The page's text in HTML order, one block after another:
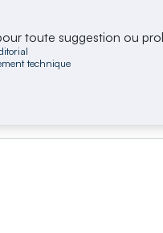
toute suggestion ou
technique